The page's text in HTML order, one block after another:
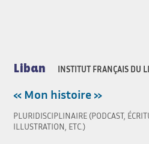
Liban INSTITUT FRANÇAIS DU
« Mon histoire »
PLURIDISCIPLINAIRE (PODCAST,
ILLUSTRATION, ETC.)